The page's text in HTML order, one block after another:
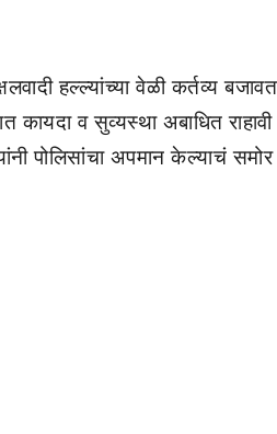
हल्ल्यांच्या वेळी कर्तव्य
व सुव्यस्था अबाधित
पोलिसांचा अपमान केल्याचं समोर